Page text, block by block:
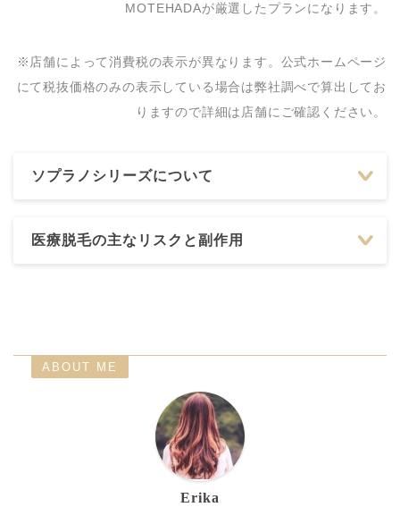
MOTEHADAが厳選したプランになります。
※店舗によって消費税の表示が異なります。公式ホームページ
にて税抜価格のみの表示している場合は弊社調べで算出してお
りますので詳細は店舗にご確認ください。
ソプラノシリーズについて
医療脱毛の主なリスクと副作用
ABOUT ME
Erika